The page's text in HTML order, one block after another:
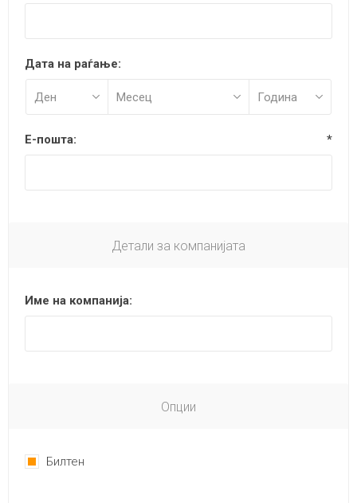
Дата на раѓање:
Е-пошта: *
Детали за компанијата
Име на компанија:
Опции
Билтен